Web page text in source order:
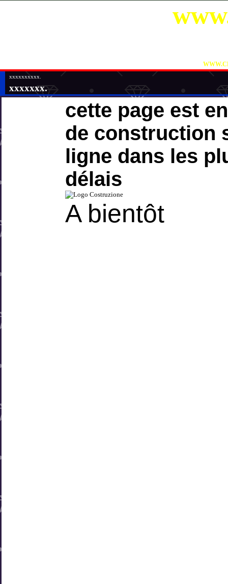
xxxxxxxxxx.
xxxxxxx.
cette page est
de construction
ligne dans les
délais
A bientôt